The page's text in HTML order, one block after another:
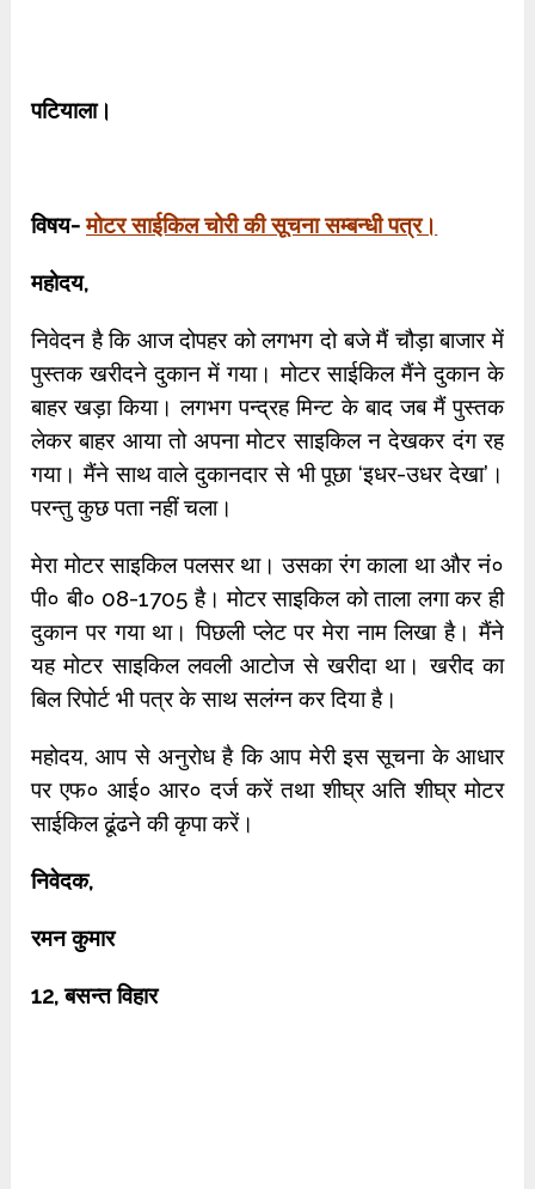
पटियाला।
विषय-मोटर साईकिल चोरी की सूचना सम्बन्धी पत्र।
महोदय,
निवेदन है कि आज दोपहर को लगभग दो बजे मैं चौड़ा बाजार में
पुस्तक खरीदने दुकान में गया। मोटर साईकिल मैंने दुकान के
बाहर खड़ा किया। लगभग पन्द्रह मिन्ट के बाद जब मैं पुस्तक
लेकर बाहर आया तो अपना मोटर साइकिल न देखकर दंग रह
गया। मैंने साथ वाले दुकानदार से भी पूछा ‘इधर-उधर देखा’।
परन्तु कुछ पता नहीं चला।
मेरा मोटर साइकिल पलसर था। उसका रंग काला था और नं०
पी० बी० 08-1705 है। मोटर साइकिल को ताला लगा कर ही
दुकान पर गया था। पिछली प्लेट पर मेरा नाम लिखा है। मैंने
यह मोटर साइकिल लवली आटोज से खरीदा था। खरीद का
बिल रिपोर्ट भी पत्र के साथ सलंग्न कर दिया है।
महोदय, आप से अनुरोध है कि आप मेरी इस सूचना के आधार
पर एफ० आई० आर० दर्ज करें तथा शीघ्र अति शीघ्र मोटर
साईकिल ढूंढने की कृपा करें।
निवेदक,
रमन कुमार
12,बसन्त विहार